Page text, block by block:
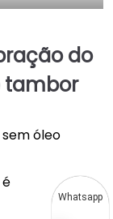
do
tambor
óleo
Whatsapp